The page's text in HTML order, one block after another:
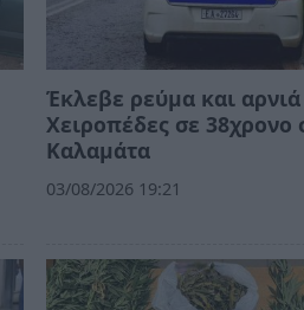
Έκλεβε ρεύμα και αρνιά
Χειροπέδες σε 38χρονο
Καλαμάτα
03/08/2026 19:21